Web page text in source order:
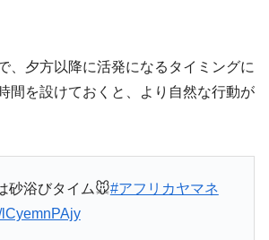
、夕方以降に活発になるタイミングに
間を設けておくと、より自然な行動が
砂浴びタイム🐭#アフリカヤマネ